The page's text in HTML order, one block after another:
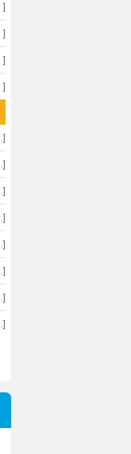
]
]
]
]
]
]
]
]
]
]
]
]